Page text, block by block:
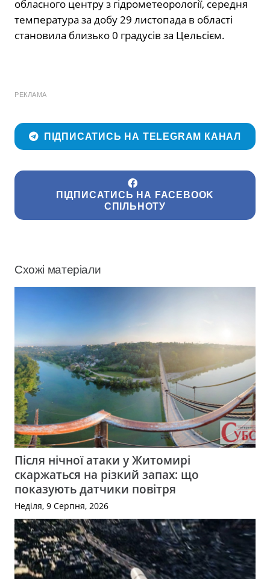
обласного центру з гідрометеорології, середня
температура за добу 29 листопада в області
становила близько 0 градусів за Цельсієм.
РЕКЛАМА
ПІДПИСАТИСЬ НА TELEGRAM КАНАЛ
ПІДПИСАТИСЬ НА FACEBOOK
СПІЛЬНОТУ
Схожі матеріали
Після нічної атаки у Житомирі
скаржаться на різкий запах: що
показують датчики повітря
Неділя, 9 Серпня, 2026